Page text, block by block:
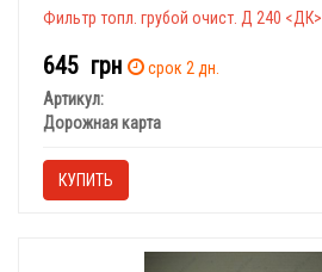
Фильтр топл. грубой очист. Д 240 <ДК>
645 грн
срок 2 дн.
Артикул:
Дорожная карта
КУПИТЬ